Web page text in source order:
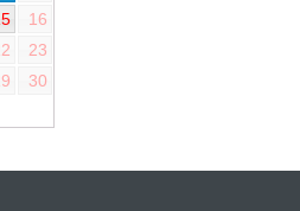
16
23
30